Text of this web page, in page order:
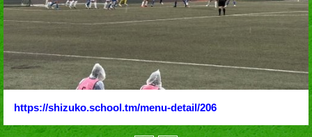
https://shizuko.school.tm/menu-detail/206